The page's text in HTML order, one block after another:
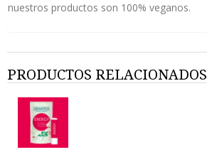
nuestros productos son 100% veganos.
PRODUCTOS RELACIONADOS